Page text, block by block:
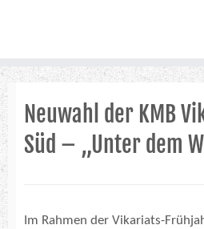
Neuwahl der KMB
Süd – „Unter dem
Im Rahmen der Vikariats-